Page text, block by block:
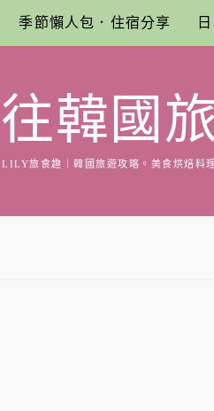
季節懶人包．住宿分享
韓國
LILY旅食趣｜韓國旅遊攻略。美食烘焙料